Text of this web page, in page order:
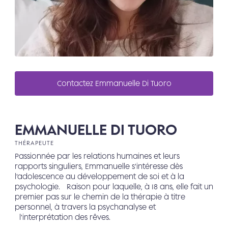
Contactez Emmanuelle Di Tuoro
EMMANUELLE DI TUORO
THÉRAPEUTE
Passionnée par les relations humaines et leurs
rapports singuliers, Emmanuelle s’intéresse dès
l’adolescence au développement de soi et à la
psychologie. Raison pour laquelle, à 18 ans, elle fait un
premier pas sur le chemin de la thérapie à titre
personnel, à travers la psychanalyse et
l’interprétation des rêves.